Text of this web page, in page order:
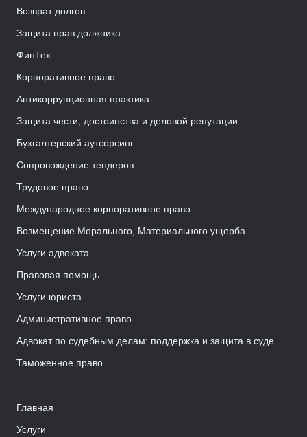
Возврат долгов
Защита прав должника
ФинТех
Корпоративное право
Антикоррупционная практика
Защита чести, достоинства и деловой репутации
Бухгалтерский аутсорсинг
Сопровождение тендеров
Трудовое право
Международное корпоративное право
Возмещение Морального, Материального ущерба
Услуги адвоката
Правовая помощь
Услуги юриста
Административное право
Адвокат по судебным делам: поддержка и защита в суде
Таможенное право
Главная
Услуги